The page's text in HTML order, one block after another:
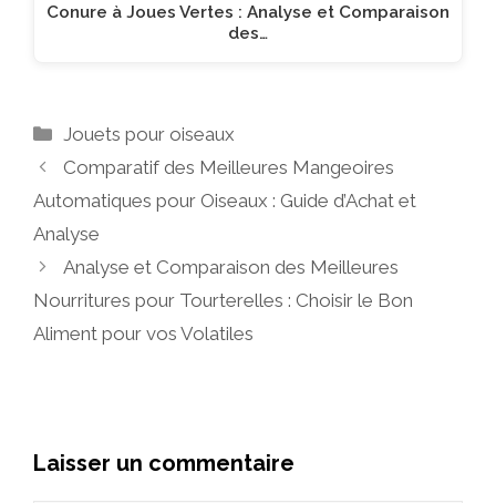
Conure à Joues Vertes : Analyse et Comparaison
des…
Catégories
Jouets pour oiseaux
Comparatif des Meilleures Mangeoires
Automatiques pour Oiseaux : Guide d’Achat et
Analyse
Analyse et Comparaison des Meilleures
Nourritures pour Tourterelles : Choisir le Bon
Aliment pour vos Volatiles
Laisser un commentaire